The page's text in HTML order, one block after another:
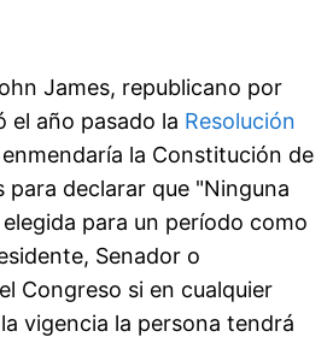
James, republicano por
el año pasado la Resolución
enmendaría la Constitución de
para declarar que "Ninguna
para un período como
Senador o
Congreso si en cualquier
vigencia la persona tendrá